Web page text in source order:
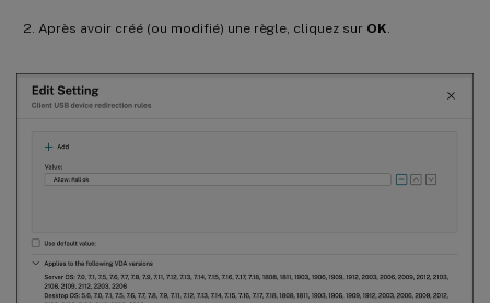
Après avoir créé (ou modifié) une règle, cliquez sur OK